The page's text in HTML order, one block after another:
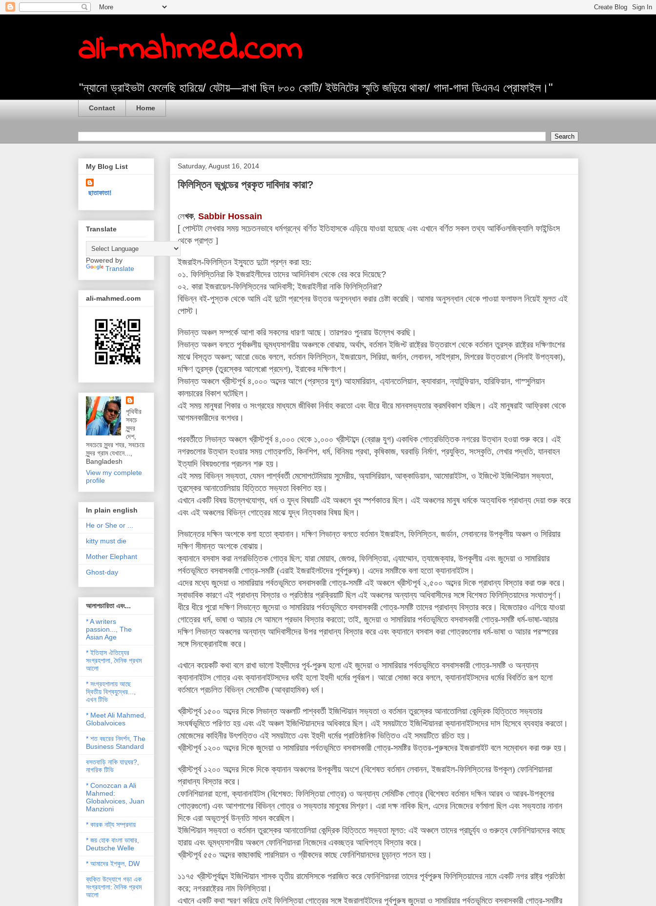
ali-mahmed.com
"ন্যানো ড্রাইভটা ফেলেছি হারিয়ে/ যেটায়—রাখা ছিল ৮০০ কোটি/ ইউনিটের স্মৃতি জড়িয়ে থাকা/ গাদা-গাদা ডিএনএ প্রোফাইল।"
Contact Home
Saturday, August 16, 2014
ফিলিস্তিন ভূখন্ডের প্রকৃত দাবিদার কারা?
লেখক, Sabbir Hossain
[ পোস্টটা লেখবার সময় সচেতনভাবে ধর্মগ্রন্থে বর্ণিত ইতিহাসকে এড়িয়ে যাওয়া হয়েছে এবং এখানে বর্ণিত সকল তথ্য আর্কিওলজিক্যালি ফাইন্ডিংস
থেকে প্রাপ্ত ]
ইজরাইল-ফিলিস্তিন ইস্যুতে দুটো প্রশ্ন করা হয়:
০১. ফিলিস্তিনিরা কি ইজরাইলীদের তাদের আদিনিবাস থেকে বের করে দিয়েছে?
০২. কারা ইজরায়েল-ফিলিস্তিনের আদিবাসী;ইজরাইলীরা নাকি ফিলিস্তিনিরা?
বিভিন্ন বই-পুস্তক থেকে আমি এই দুটো প্রশ্নের উত্তর অনুসন্ধান করার চেষ্টা করেছি। আমার অনুসন্ধান থেকে পাওয়া ফলাফল নিয়েই মূলত এই
পোস্ট।
লিভান্ত অঞ্চল সম্পর্কে আশা করি সকলের ধারণা আছে। তারপরও পুনরায় উল্লেখ করছি।
লিভান্ত অঞ্চল বলতে পূর্বাঞ্চলীয় ভূমধ্যসাগরীয় অঞ্চলকে বোঝায়, অর্থাৎ, বর্তমান ইজিপ্ট রাষ্ট্রের উত্তরাংশ থেকে বর্তমান তুরস্ক রাষ্ট্রের দক্ষিণাংশের
মাঝে বিস্তৃত অঞ্চল; আরো ভেঙে বললে, বর্তমান ফিলিস্তিন,ইজরায়েল, সিরিয়া, জর্দান, লেবানন, সাইপ্রাস, মিশরের উত্তরাংশ (সিনাই উপত্যকা),
দক্ষিণ তুরস্ক(তুরস্কের আলেপ্পো প্রদেশ),ইরাকের দক্ষিণাংশ।
লিভান্ত অঞ্চলে খ্রীস্টপূর্ব ৪,০০০ অব্দের আগে (প্রস্তর যুগ) আহমারিয়ান, এ্যানতেলিয়ান,ক্যাবারান,ন্যাটুফিয়ান, হারিফিয়ান, গাস্সুলিয়ান
কালচারের বিকাশ ঘটেছিল।
এই সময় মানুষরা শিকার ও সংগ্রহের মাধ্যমে জীবিকা নির্বাহ করতো এবং ধীরে ধীরে মানবসভ্যতার ক্রমবিকাশ হচ্ছিল। এই মানুষরাই আফ্রিকা থেকে
আগমনকারীদের বংশধর।
পরবর্তীতে লিভান্ত অঞ্চলে খ্রীস্টপূর্ব ৪,০০০ থেকে ১,০০০ খ্রীস্টাব্দে (ব্রোঞ্জ যুগ) একাধিক গোত্রভিত্তিক নগরের উত্থান হওয়া শুরু করে। এই
নগরগুলোর উত্থান হওয়ার সময় গোত্রপতি, কিনশিপ, ধর্ম, বিনিময় প্রথা, কৃষিকাজ, ঘরবাড়ি নির্মাণ, প্রযুক্তি, সংস্কৃতি, লেখার পদ্ধতি, যানবাহন
ইত্যাদি বিষয়গুলোর প্রচলন শরু হয়।
এই সময় বিভিন্ন সভ্যতা, যেমন পার্শ্ববর্তী মেসোপটেমিয়ায় সুমেরীয়, অ্যাসিরিয়ান, আক্কাডিয়ান, আমোরাইটস, ও ইজিপ্টে ইজিপ্টিয়ান সভ্যতা,
তুরস্কের আনাতোলিয়ায় হিত্তিতে সভ্যতা বিকশিত হয়।
এখানে একটি বিষয় উল্লেখযোগ্য, ধর্ম ও যুদ্ধ বিষয়টি এই অঞ্চলে খুব স্পর্শকাতর ছিল। এই অঞ্চলের মানুষ ধর্মকে অত্যাধিক প্রাধান্য দেয়া শুরু করে
এবং এই অঞ্চলের বিভিন্ন গোত্রের মাঝে যুদ্ধ নিত্যকার বিষয় ছিল।
লিভান্তের দক্ষিন অংশকে বলা হতো ক্যানান। দক্ষিণ লিভান্ত বলতে বর্তমান ইজরাইল, ফিলিস্তিন, জর্ডান, লেবাননের উপকূলীয় অঞ্চল ও সিরিয়ার
দক্ষিণ সীমান্ত অংশকে বোঝায়।
ক্যানানে বসবাস করা নগরভিত্তিক গোত্র ছিল; যারা মোয়াব, জেশুর, ফিলিস্তিয়া, এ্যাম্মোন,ত্যাজেক্যার, উপকূলীয় এবং জুদেয়া ও সামারিয়ার
পর্বতভূমিতে বসবাসকারী গোত্র-সমষ্টি (এরাই ইজরাইলটদের পূর্বপুরুষ)। এদের সমষ্টিকে বলা হতো ক্যানানাইটস।
এদের মধ্যে জুদেয়া ও সামারিয়ার পর্বতভূমিতে বসবাসকারী গোত্র-সমষ্টি এই অঞ্চলে খ্রীস্টপূর্ব ২,৫০০ অব্দের দিকে প্রাধান্য বিস্তার করা শুরু করে।
স্বাভাবিক কারণে এই প্রাধান্য বিস্তার ও প্রতিষ্ঠার প্রক্রিয়াটি ছিল এই অঞ্চলের অন্যান্য অধিবাসীদের সঙ্গে বিশেষত ফিলিস্তিয়াদের সংঘাতপূর্ণ।
ধীরে ধীরে পুরো দক্ষিণ লিভান্তে জুদেয়া ও সামারিয়ার পর্বতভূমিতে বসবাসকারী গোত্র-সমষ্টি তাদের প্রাধান্য বিস্তার করে। বিজেতারও এগিয়ে যাওয়া
গোত্রের ধর্ম, ভাষা ও আচার সে আমলে প্রভাব বিস্তার করতো;তাই, জুদেয়া ও সামারিয়ার পর্বতভূমিতে বসবাসকারী গোত্র-সমষ্টি ধর্ম-ভাষা-আচার
দক্ষিণ লিভান্ত অঞ্চলের অন্যান্য আদিবাসীদের উপর প্রাধান্য বিস্তার করে এবং ক্যানানে বসবাস করা গোত্রগুলোর ধর্ম-ভাষা ও আচার পরস্পরের
সঙ্গে সিনক্রোনাইজ করে।
এখানে কয়েকটি কথা বলে রাখা ভালো ইহুদীদের পূর্ব-পুরুষ হলো এই জুদেয়া ও সামারিয়ার পর্বতভূমিতে বসবাসকারী গোত্র-সমষ্টি ও অন্যান্য
ক্যানানাইটস গোত্র এবং ক্যানানাইটসদের ধর্মই হলো ইহুদী ধর্মের পূর্বরূপ। আরো সোজা করে বললে,ক্যানানাইটসদের ধর্মের বিবর্তিত রূপ হলো
বর্তমানে প্রচলিত বিভিন্ন সেমেটিক (আব্রাহামিক) ধর্ম।
খ্রীস্টপূর্ব ১৫০০ অব্দের দিকে লিভান্ত অঞ্চলটি পাশ্ববর্তী ইজিপ্টিয়ান সভ্যতা ও বর্তমান তুরস্কের আনাতোলিয়া কেন্দ্রিক হিত্তিতে সভ্যতার
সংঘর্ষভূমিতে পরিণত হয় এবং এই অঞ্চল ইজিপ্টিয়ানদের অধিকারে ছিল। এই সময়টাতে ইজিপ্টিয়ানরা ক্যানানাইটসদের দাস হিসেবে ব্যবহার করতো।
মোজেসের কাহিনীর উৎপত্তিও এই সময়টাতে এবং ইহুদী ধর্মের প্রাতিষ্ঠানিক ভিত্তিও এই সময়টিতে রচিত হয়।
খ্রীস্টপূর্ব ১২০০ অব্দের দিকে জুদেয়া ও সামারিয়ার পর্বতভূমিতে বসবাসকারী গোত্র-সমষ্টির উত্তর-পুরুষদের ইজরালাইট বলে সম্বোধন করা শুরু হয়।
খ্রীস্টপূর্ব ১২০০ অব্দের দিকে দিকে ক্যানান অঞ্চলের উপকূলীয় অংশে (বিশেষত বর্তমান লেবানন,ইজরাইল-ফিলিস্তিনের উপকূল) ফোনিশিয়ানরা
প্রাধান্য বিস্তার করে।
ফোনিশিয়ানরা হলো,ক্যানানাইটস (বিশেষত: ফিলিস্তিয়া গোত্র) ও অন্যান্য সেমিটিক গোত্র(বিশেষত বর্তমান দক্ষিন আরব ও আরব-উপকূলের
গোত্রগুলো) এবং আশপাশের বিভিন্ন গোত্র ও সভ্যতার মানুষের মিশ্রণ। এরা দক্ষ নাবিক ছিল, এদের নিজেদের বর্ণমালা ছিল এবং সভ্যতার নানান
দিকে এরা অভূতপূর্ব উন্নতি সাধন করেছিল।
ইজিপ্টিয়ান সভ্যতা ও বর্তমান তুরস্কের আনাতোলিয়া কেন্দ্রিক হিত্তিতে সভ্যতা মূলত: এই অঞ্চলে তাদের প্রাচুর্য্য ও গুরুত্ব ফোনিশিয়ানদের কাছে
হারায় এবং ভূমধ্যসাগরীয় অঞ্চলে ফোনিশিয়ানরা নিজেদের একচ্ছত্র আধিপত্য বিস্তার করে।
খ্রীস্টপূর্ব ৫৫০ অব্দের কাছাকাছি পারসিয়ান ও গ্রীকদের কাছে ফোনিশিয়ানদের চুড়ান্ত পতন হয়।
১১৭৫ খ্রীস্টপূর্বাব্দে ইজিপ্টিয়ান শাসক তৃতীয় রামেসিসকে পরাজিত করে ফোনিশিয়ানরা তাদের পূর্বপুরুষ ফিলিস্তিয়াদের নামে একটি নগর রাষ্ট্র প্রতিষ্ঠা
করে; নগররাষ্ট্রের নাম ফিলিস্তিয়া।
এখানে একটি কথা স্মরণ করিয়ে দেই ফিলিস্তিয়া গোত্রের সঙ্গে ইজরালাইটদের পূর্বপুরুষ জুদেয়া ও সামারিয়ার পর্বতভূমিতে বসবাসকারী গোত্র-সমষ্টির
My Blog List
ছাতাফাতা!
Translate
Powered by
Translate
ali-mahmed.com
পৃথিবীর
সবচে
সুন্দর
দেশ,
সবচেয়ে সুন্দর শহর, সবচেয়ে
সুন্দর গ্রাম যেখানে...,
Bangladesh
View my complete
profile
In plain english
He or She or ...
kitty must die
Mother Elephant
Ghost-day
আলাপচারিতা এবং...
* A writers
passion..., The
Asian Age
* ইতিহাস ঐতিহ্যের
সংগ্রহশালা, দৈনিক প্রথম
আলো
* সংগ্রহশালায় আছে
দ্বিতীয় বিশ্বযু্দ্ধের...,
এখন টিভি
* Meet Ali Mahmed,
Globalvoices
* শত বছরের নিদর্শন, The
Business Standard
বসতবাড়ি নাকি যাদুঘর?,
নাগরিক টিভি
* Conozcan a Ali
Mahmed:
Globalvoices, Juan
Manzioni
* কারক নাট্য সম্প্রদায়
* জয় হোক বাংলা ভাষার,
Deutsche Welle
* আমাদের ইশকুল, DW
ব্যক্তি উদ্যোগে গড়া এক
সংগ্রহশালা: দৈনিক প্রথম
আলো